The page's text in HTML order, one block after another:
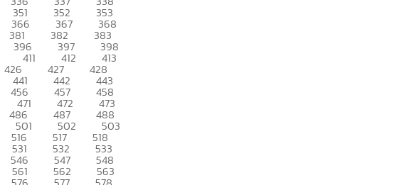
351 352 353
366 367 368
381 382 383
396 397 398
411 412 413
426 427 428
441 442 443
456 457 458
471 472 473
486 487 488
501 502 503
516 517 518
531 532 533
546 547 548
561 562 563